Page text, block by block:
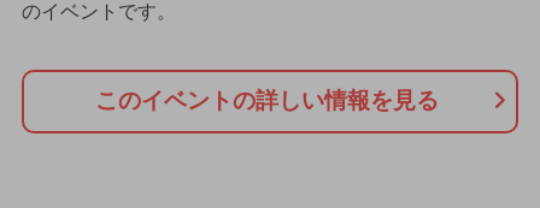
のイベントです。
このイベントの詳しい情報を見る